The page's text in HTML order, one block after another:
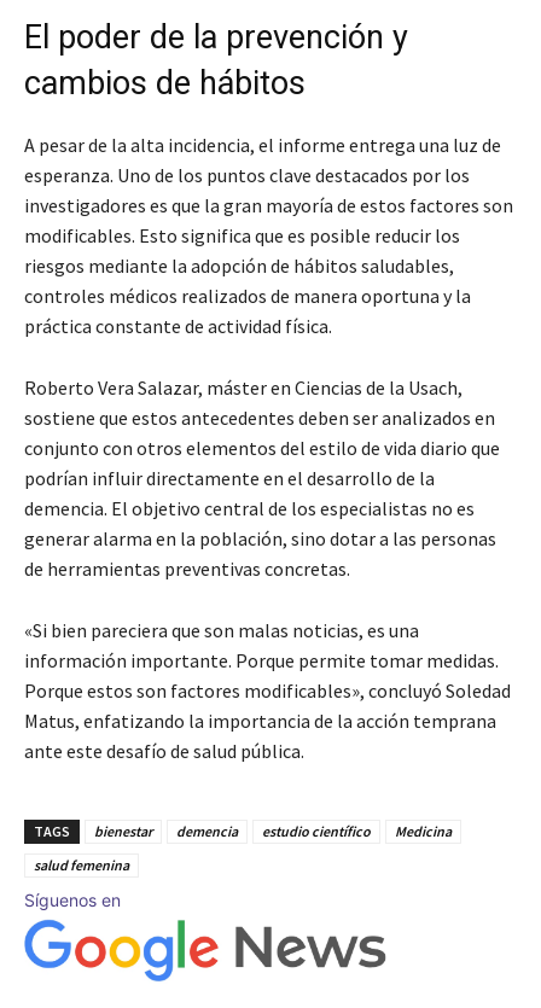
El poder de la prevención y
cambios de hábitos
A pesar de la alta incidencia, el informe entrega una luz de
esperanza. Uno de los puntos clave destacados por los
investigadores es que la gran mayoría de estos factores son
modificables. Esto significa que es posible reducir los
riesgos mediante la adopción de hábitos saludables,
controles médicos realizados de manera oportuna y la
práctica constante de actividad física.
Roberto Vera Salazar, máster en Ciencias de la Usach,
sostiene que estos antecedentes deben ser analizados en
conjunto con otros elementos del estilo de vida diario que
podrían influir directamente en el desarrollo de la
demencia. El objetivo central de los especialistas no es
generar alarma en la población, sino dotar a las personas
de herramientas preventivas concretas.
«Si bien pareciera que son malas noticias, es una
información importante. Porque permite tomar medidas.
Porque estos son factores modificables», concluyó Soledad
Matus, enfatizando la importancia de la acción temprana
ante este desafío de salud pública.
TAGS bienestar demencia estudio científico
Medicina
salud femenina
Síguenos en